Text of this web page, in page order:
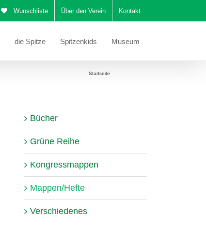
Wunschliste Über den Verein Kontakt
die Spitze Spitzenkids Museum
Startseite
Bücher
Grüne Reihe
Kongressmappen
Mappen/Hefte
Verschiedenes